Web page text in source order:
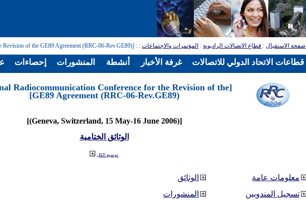
صفحة الاستقبال: قطاع الاتصالات الراديوية: المؤتمرات والاجتماعات:
: [Regional Radiocommunication Conference for the Revision of the GE89 Agreement (RRC-06-Rev.GE89)]
Radiocommunication Conference for the Revision of the
GE89 Agreement (RRC-06-Rev.GE89)]
[(Geneva, Switzerland, 15 May-16 June 2006)]
الوثائق الختامية
توسيع الكل
الوثائق
المنشورات
معلومات عامة
تسجيل المندوبين
إحصاءات المنشورات أنشطة غرفة الأخبار قطاعات الاتحاد الدولي للاتصالات